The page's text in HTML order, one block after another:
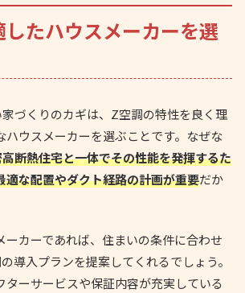
たハウスメーカーを選
づくりのカギは、Z空調の特性を良く理
ハウスメーカーを選ぶことです。なぜな
断熱住宅と一体でその性能を発揮するた
適な配置やダクト経路の計画が重要だか
ーカーであれば、住まいの条件に合わせ
導入プランを提案してくれるでしょう。
ターサービスや保証内容が充実している